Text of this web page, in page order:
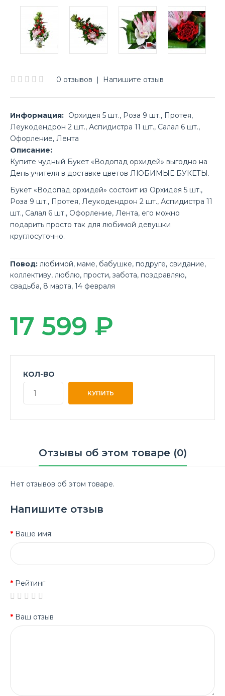
0 отзывов | Напишите отзыв
Информация: Орхидея 5 шт., Роза 9 шт., Протея,
Леукодендрон 2 шт., Аспидистра 11 шт., Салал 6 шт.,
Офорление, Лента
Описание:
Купите чудный Букет «Водопад орхидей» выгодно на
День учителя в доставке цветов ЛЮБИМЫЕ БУКЕТЫ.
Букет «Водопад орхидей» состоит из Орхидея 5 шт.,
Роза 9 шт., Протея, Леукодендрон 2 шт., Аспидистра 11
шт., Салал 6 шт., Офорление, Лента, его можно
подарить просто так для любимой девушки
круглосуточно.
Повод: любимой, маме, бабушке, подруге, свидание,
коллективу, люблю, прости, забота, поздравляю,
свадьба, 8 марта, 14 февраля
17 599 ₽
КОЛ-ВО
Отзывы об этом товаре (0)
Нет отзывов об этом товаре.
Напишите отзыв
Ваше имя:
Рейтинг
Ваш отзыв